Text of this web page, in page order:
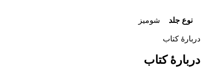
نوع جلد شومیز
دربارهٔ کتاب
دربارهٔ کتاب